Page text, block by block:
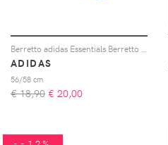
ADIDAS
56/58 cm
€ 18,90 € 20,00